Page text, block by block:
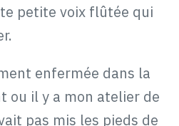
petite voix flûtée qui
enfermée dans la
ou il y a mon atelier de
pas mis les pieds de